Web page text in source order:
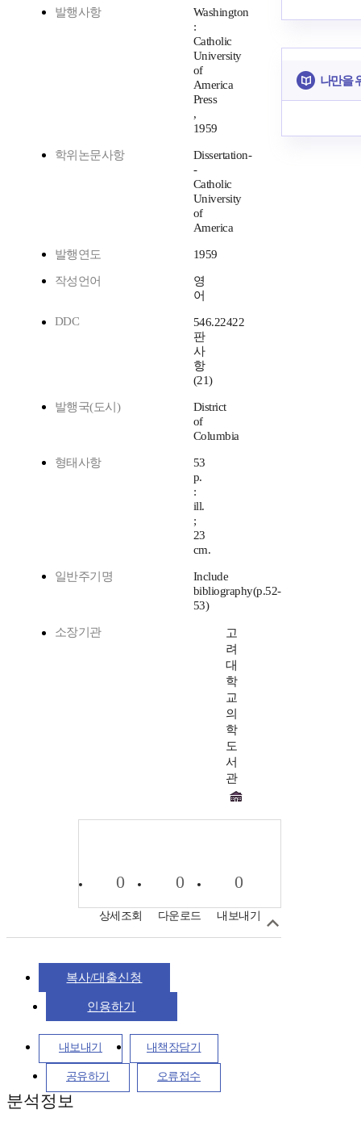
발행사항
Washington
:
Catholic
University
of
America
Press
,
1959
학위논문사항
Dissertation-
-
Catholic
University
of
America
발행연도 1959
작성언어
영
어
DDC
546.22422
판
사
항
(21)
발행국(도시)
District
of
Columbia
형태사항
53
p.
:
ill.
;
23
cm.
일반주기명
Include
bibliography(p.52-
53)
소장기관
고
려
대
학
교
의
학
도
서
관
0
상세조회
0
다운로드
0
내보내기
복사/대출신청
인용하기
내보내기 내책장담기
공유하기 오류접수
분석정보
나만을